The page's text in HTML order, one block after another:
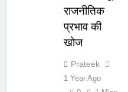
राजनीतिक
प्रभाव की
खोज
Prateek
1 Year Ago